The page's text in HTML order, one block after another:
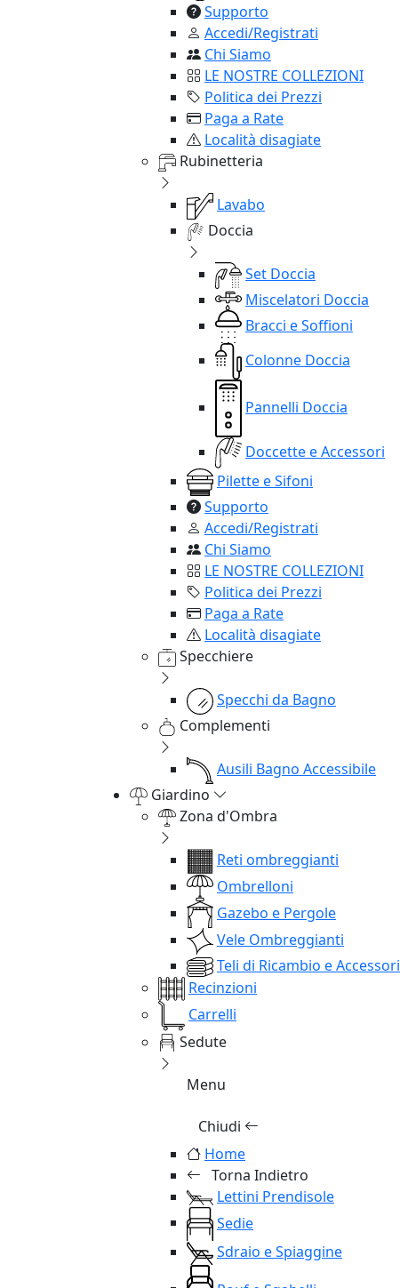
Supporto
Accedi/Registrati
Chi Siamo
LE NOSTRE COLLEZIONI
Politica dei Prezzi
Paga a Rate
Località disagiate
Rubinetteria
Lavabo
Doccia
Set Doccia
Miscelatori Doccia
Bracci e Soffioni
Colonne Doccia
Pannelli Doccia
Doccette e Accessori
Pilette e Sifoni
Supporto
Accedi/Registrati
Chi Siamo
LE NOSTRE COLLEZIONI
Politica dei Prezzi
Paga a Rate
Località disagiate
Specchiere
Specchi da Bagno
Complementi
Ausili Bagno Accessibile
Giardino
Zona d'Ombra
Reti ombreggianti
Ombrelloni
Gazebo e Pergole
Vele Ombreggianti
Teli di Ricambio e Accessori
Recinzioni
Carrelli
Sedute
Menu
Chiudi
Home
Torna Indietro
Lettini Prendisole
Sedie
Sdraio e Spiaggine